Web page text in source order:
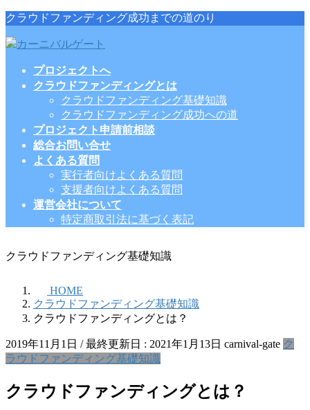
コ
テ
ナ
ゲ
クラウドファンディング成功までの道のり
プロジェクトへ
クラウドファンディングとは
クラウドファンディング基礎知識
クラウドファンディング成功への道
プロジェクト申請前相談
総合お問い合せ
よくある質問
実行者向けよくある質問
支援者向けよくある質問
運営会社について
特定商取引法に基づく表記
クラウドファンディング基礎知識
HOME
クラウドファンディング基礎知識
クラウドファンディングとは？
2019年11月1日 / 最終更新日 : 2021年1月13日 carnival-gate ク
ラウドファンディング基礎知識
クラウドファンディングとは？